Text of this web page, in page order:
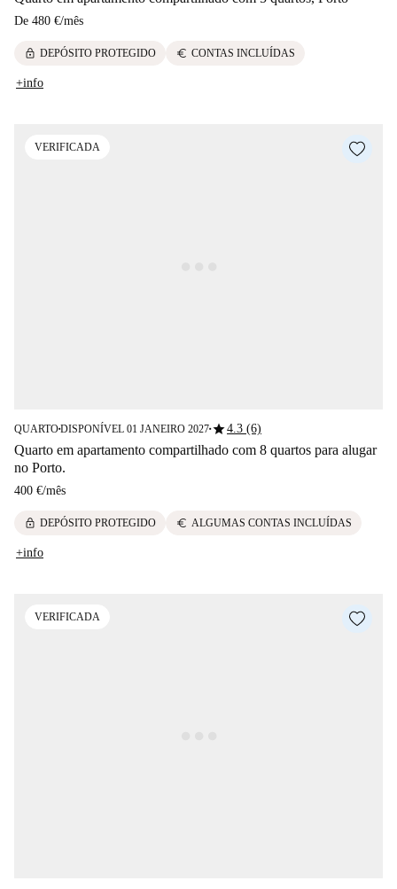
De 480 €/mês
lock DEPÓSITO PROTEGIDO euro CONTAS INCLUÍDAS
+info
VERIFICADA
QUARTO■DISPONÍVEL 01 JANEIRO 2027■star4.3 (6)
Quarto em apartamento compartilhado com 8 quartos para alugar
no Porto.
400 €/mês
lock DEPÓSITO PROTEGIDO euro ALGUMAS CONTAS INCLUÍDAS
+info
VERIFICADA